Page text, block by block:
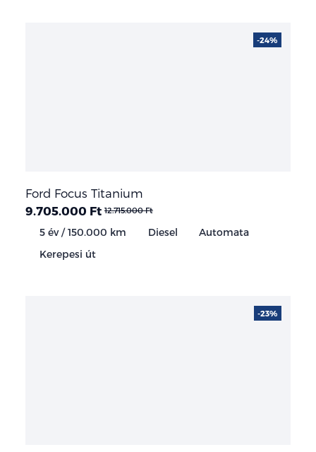
Ford Focus Titanium
9.705.000 Ft 12.715.000 Ft
5 év / 150.000 km Diesel
Automata
Kerepesi út
-24%
-23%